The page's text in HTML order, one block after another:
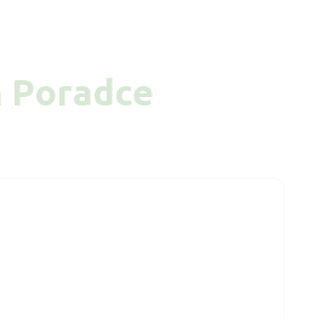
Poradce